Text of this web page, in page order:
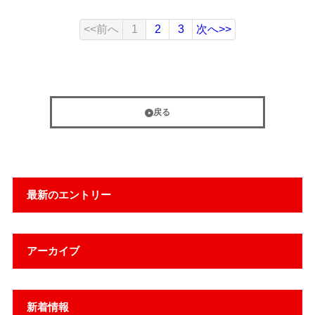
最新のエントリー
アーカイブ
新着情報
<<前へ 1 2 3 次へ>>
戻る